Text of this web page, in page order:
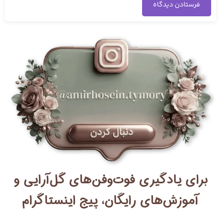
برای یادگیری فوت‌وفن‌های گل‌آرایی و
آموزش‌های رایگان، پیج اینستاگرام